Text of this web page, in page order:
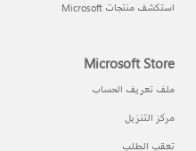
استكشف منتجات Microsoft
Microsoft Store
ملف تعريف الحساب
مركز التنزيل
تعقب الطلب